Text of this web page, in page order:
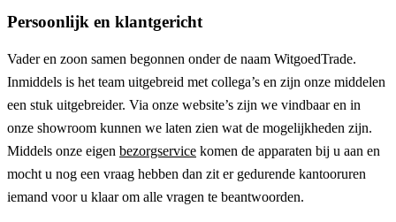
Persoonlijk en klantgericht
Vader en zoon samen begonnen onder de naam WitgoedTrade.
Inmiddels is het team uitgebreid met collega’s en zijn onze middelen
een stuk uitgebreider. Via onze website’s zijn we vindbaar en in
onze showroom kunnen we laten zien wat de mogelijkheden zijn.
Middels onze eigen bezorgservice komen de apparaten bij u aan en
mocht u nog een vraag hebben dan zit er gedurende kantooruren
iemand voor u klaar om alle vragen te beantwoorden.